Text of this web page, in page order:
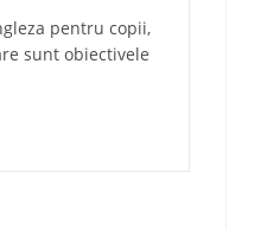
pentru copii,
sunt obiectivele